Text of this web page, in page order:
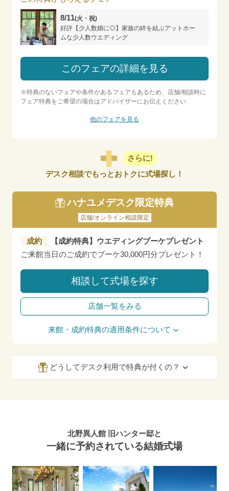
8/11(火・祝)
好評【少人数婚に◎】家族の絆を結ぶアットホー
ムな少人数ウエディング
このフェアの詳細を見る
※特典のないフェアや条件があるフェアもあるため、店舗/相談時に
フェア特典をご希望の場合はアドバイザーにお伝えください
他のフェアを見る
さらに!
デスク相談でもっとおトクに式場探し！
ハナユメデスク限定特典
店舗/オンライン相談限定
成約
【成約特典】ウエディングブーケプレゼント
ご来館当日のご成約でブーケ30,000円分プレゼント！
相談して式場を探す
店舗一覧をみる
来館・成約特典の適用条件について
どうしてデスク利用で特典が付くの？
北野異人館 旧ハンター邸と
一緒に予約されている結婚式場